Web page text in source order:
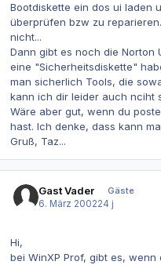
Bootdiskette ein dos ui laden
überprüfen bzw zu
nicht...
Dann gibt es noch die Norton
eine "Sicherheitsdiskette"
man sicherlich Tools, die
kann ich dir leider auch nciht
Wäre aber gut, wenn du
hast. Ich denke, dass kann
Gruß, Taz...
Gast Vader
Gäste
6. März 200224 j
Hi,
bei WinXP Prof, gibt es,